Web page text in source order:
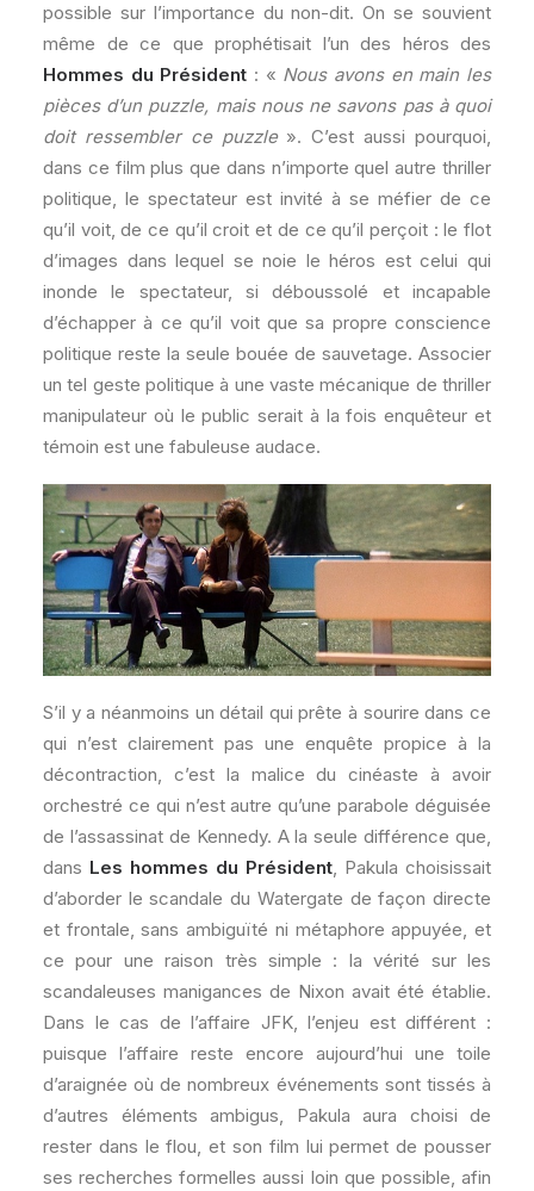
possible sur l’importance du non-dit. On se souvient
même de ce que prophétisait l’un des héros des
Hommes du Président : « Nous avons en main les
pièces d’un puzzle, mais nous ne savons pas à quoi
doit ressembler ce puzzle». C’est aussi pourquoi,
dans ce film plus que dans n’importe quel autre thriller
politique, le spectateur est invité à se méfier de ce
qu’il voit, de ce qu’il croit et de ce qu’il perçoit : le flot
d’images dans lequel se noie le héros est celui qui
inonde le spectateur, si déboussolé et incapable
d’échapper à ce qu’il voit que sa propre conscience
politique reste la seule bouée de sauvetage. Associer
un tel geste politique à une vaste mécanique de thriller
manipulateur où le public serait à la fois enquêteur et
témoin est une fabuleuse audace.
S’il y a néanmoins un détail qui prête à sourire dans ce
qui n’est clairement pas une enquête propice à la
décontraction, c’est la malice du cinéaste à avoir
orchestré ce qui n’est autre qu’une parabole déguisée
de l’assassinat de Kennedy. A la seule différence que,
dans Les hommes du Président, Pakula choisissait
d’aborder le scandale du Watergate de façon directe
et frontale, sans ambiguïté ni métaphore appuyée, et
ce pour une raison très simple : la vérité sur les
scandaleuses manigances de Nixon avait été établie.
Dans le cas de l’affaire JFK, l’enjeu est différent :
puisque l’affaire reste encore aujourd’hui une toile
d’araignée où de nombreux événements sont tissés à
d’autres éléments ambigus, Pakula aura choisi de
rester dans le flou, et son film lui permet de pousser
ses recherches formelles aussi loin que possible, afin